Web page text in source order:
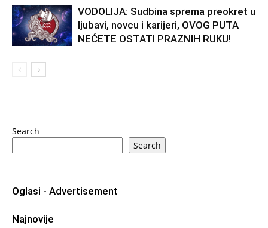
VODOLIJA: Sudbina sprema preokret u
ljubavi, novcu i karijeri, OVOG PUTA
NEĆETE OSTATI PRAZNIH RUKU!
Search
Search
Oglasi - Advertisement
Najnovije